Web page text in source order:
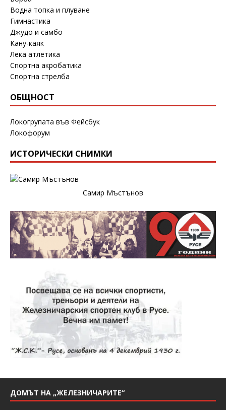
Водна топка и плуване
Гимнастика
Джудо и самбо
Кану-каяк
Лека атлетика
Спортна акробатика
Спортна стрелба
ОБЩНОСТ
Локогрупата във Фейсбук
Локофорум
ИСТОРИЧЕСКИ СНИМКИ
Самир Мъстънов
ДОМЪТ НА „ЖЕЛЕЗНИЧАРИТЕ“